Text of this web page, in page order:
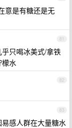
意是有糖还是无
81
只喝冰美式/拿铁
檬水
82
83
感人群在大量糖水